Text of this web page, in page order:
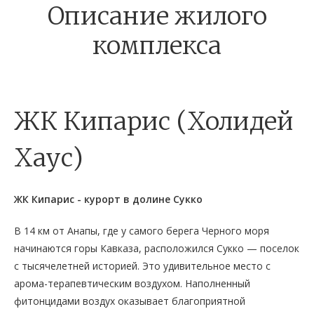
Описание жилого
комплекса
ЖК Кипарис (Холидей
Хаус)
ЖК Кипарис - курорт в долине Сукко
В 14 км от Анапы, где у самого берега Черного моря
начинаются горы Кавказа, расположился Сукко — поселок
с тысячелетней историей. Это удивительное место с
арома-терапевтическим воздухом. Наполненный
фитонцидами воздух оказывает благоприятной